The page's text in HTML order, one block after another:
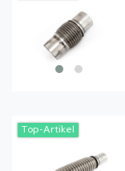
Top-Artikel